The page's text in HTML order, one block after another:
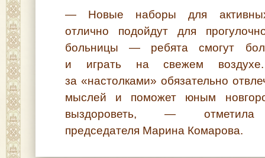
— Новые наборы для активных
отлично подойдут для
больницы — ребята смогут
и играть на свежем
за «настолками» обязательно
мыслей и поможет юным
выздороветь, — отметила
председателя Марина Комарова.